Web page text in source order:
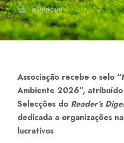
QUERCUS
Associação recebe o selo
Ambiente 2026”,
Selecções do Reader’s
dedicada a organizações
lucrativos.